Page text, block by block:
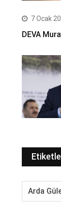
7 Ocak
DEVA
Arda